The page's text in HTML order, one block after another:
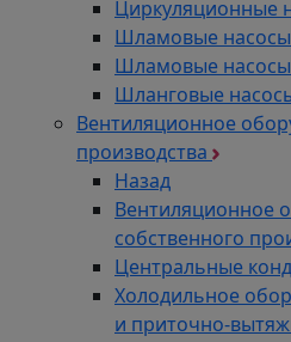
Циркуляционные
Шламовые
Шламовые
Шланговые
Вентиляционное
производства
Назад
Вентиляционное
собственного
Центральные
Холодильное
и приточно-